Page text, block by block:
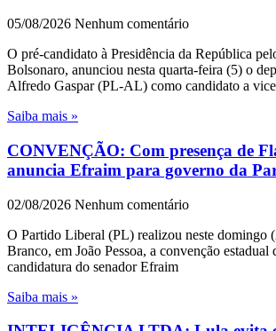
05/08/2026 Nenhum comentário
O pré-candidato à Presidência da República
Bolsonaro, anunciou nesta quarta-feira (5) o
Alfredo Gaspar (PL-AL) como candidato a
Saiba mais »
CONVENÇÃO: Com presença de
anuncia Efraim para governo da
02/08/2026 Nenhum comentário
O Partido Liberal (PL) realizou neste domingo
Branco, em João Pessoa, a convenção
candidatura do senador Efraim
Saiba mais »